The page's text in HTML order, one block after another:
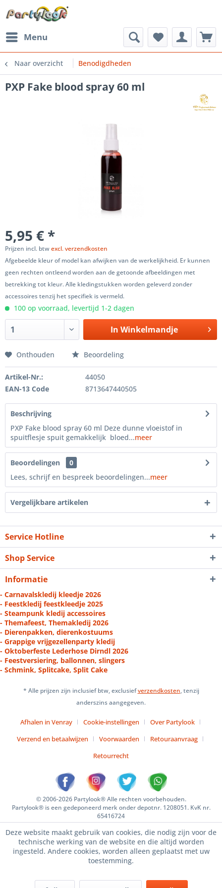
Menu
Naar overzicht Benodigdheden
PXP Fake blood spray 60 ml
5,95 € *
Prijzen incl. btwexcl. verzendkosten
Afgebeelde kleur of model kan afwijken van de werkelijkheid. Er kunnen
geen rechten ontleend worden aan de getoonde afbeeldingen met
betrekking tot kleur. Alle kledingstukken worden geleverd zonder
accessoires tenzij het specifiek is vermeld.
100 op voorraad, levertijd 1-2 dagen
In Winkelmandje
Onthouden Beoordeling
Artikel-Nr.:
44050
EAN-13 Code
8713647440505
Beschrijving
PXP Fake blood spray 60 ml Deze dunne vloeistof in
spuitflesje spuit gemakkelijk bloed...meer
Beoordelingen
0
Lees, schrijf en bespreek beoordelingen...meer
Vergelijkbare artikelen
Service Hotline
Shop Service
Informatie
- Carnavalskledij kleedje 2026
- Feestkledij feestkleedje 2025
- Steampunk kledij accessoires
- Themafeest, Themakledij 2026
- Dierenpakken, dierenkostuums
- Grappige vrijgezellenparty kledij
- Oktoberfeste Lederhose Dirndl 2026
- Feestversiering, ballonnen, slingers
- Schmink, Splitcake, Split Cake
* Alle prijzen zijn inclusief btw, exclusiefverzendkosten, tenzij
anderszins aangegeven.
Afhalen in Venray Cookie-instellingen
Over Partylook
Verzend en betaalwijzen
Voorwaarden
Retouraanvraag
Retourrecht
© 2006-2026 Partylook® Alle rechten voorbehouden.
Partylook® is een gedeponeerd merk onder depotnr. 1208051. KvK nr.
65416724
Deze website maakt gebruik van cookies, die nodig zijn voor de
technische werking van de website en die altijd worden
ingesteld. Andere cookies, worden alleen geplaatst met uw
toestemming.